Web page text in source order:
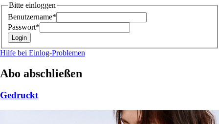
Bitte einloggen
Benutzername*
Passwort*
Hilfe bei Einlog-Problemen
Abo abschließen
Gedruckt